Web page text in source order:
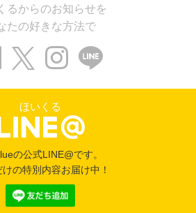
るからのお知らせを
たの好きな方法で
ほいくる
の公式LINE@です。
けの特別内容お届け中！